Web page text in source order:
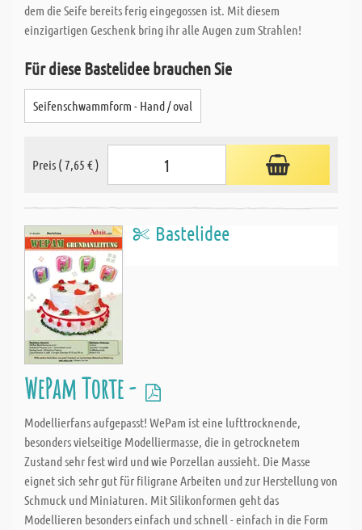
dem die Seife bereits ferig eingegossen ist. Mit diesem
einzigartigen Geschenk bring ihr alle Augen zum Strahlen!
Für diese Bastelidee brauchen Sie
Seifenschwammform - Hand / oval
Preis ( 7,65 € )
Bastelidee
WePam Torte -
Modellierfans aufgepasst! WePam ist eine lufttrocknende,
besonders vielseitige Modelliermasse, die in getrocknetem
Zustand sehr fest wird und wie Porzellan aussieht. Die Masse
eignet sich sehr gut für filigrane Arbeiten und zur Herstellung von
Schmuck und Miniaturen. Mit Silikonformen geht das
Modellieren besonders einfach und schnell - einfach in die Form